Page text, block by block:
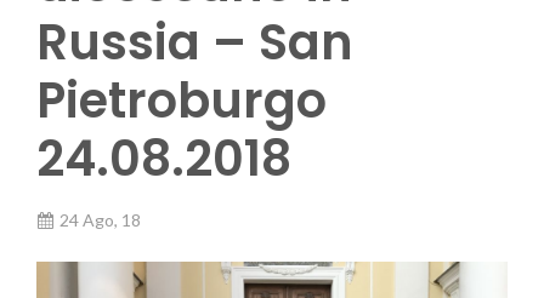
Russia – San
Pietroburgo
24.08.2018
24 Ago, 18